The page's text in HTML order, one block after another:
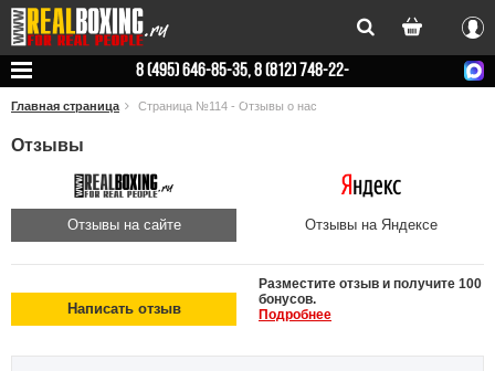
Вход
8 (495) 646-85-35, 8 (812) 748-22-
78
Главная страница Страница №114 - Отзывы о нас
Отзывы
Отзывы на сайте Отзывы на Яндексе
Написать отзыв
Разместите отзыв и получите 100
бонусов.
Подробнее